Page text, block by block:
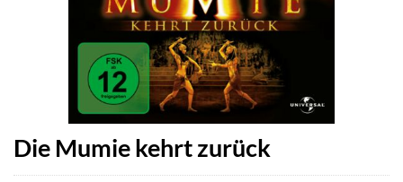
Die Mumie kehrt zurück